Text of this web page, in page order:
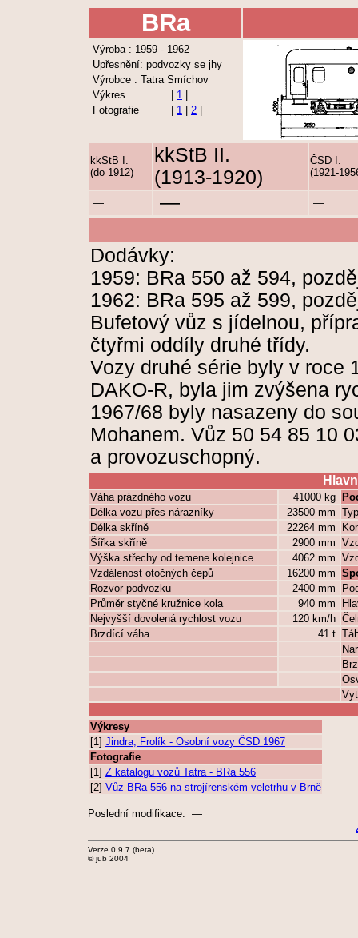
BRa
Výroba : 1959 - 1962
Upřesnění: podvozky se jhy
Výrobce : Tatra Smíchov
Výkres
1
Fotografie
1 2
kkStB I.
(do 1912)
kkStB II.
(1913-1920)
ČSD I.
(1921-
— — —
Dodávky:
1959: BRa 550 až 594,
1962: BRa 595 až 599,
Bufetový vůz s jídelnou,
čtyřmi oddíly druhé třídy.
Vozy druhé série byly v roce
DAKO-R, byla jim zvýšena
1967/68 byly nasazeny do
Mohanem. Vůz 50 54 85 10
a provozuschopný.
Váha prázdného vozu 41000 kg
Délka vozu přes nárazníky
23500 mm Typ
Délka skříně
22264 mm
Šířka skříně
2900 mm
Výška střechy od temene kolejnice
4062 mm
Vzdálenost otočných čepů
16200 mm
Rozvor podvozku
2400 mm
Průměr styčné kružnice kola
940 mm
Nejvyšší dovolená rychlost vozu
120 km/h
Brzdící váha
41 t
Výkresy
[1] Jindra, Frolík - Osobní vozy ČSD 1967
Fotografie
[1] Z katalogu vozů Tatra - BRa 556
[2] Vůz BRa 556 na strojírenském veletrhu v Brně
Poslední modifikace: —
Verze 0.9.7 (beta)
© jub 2004